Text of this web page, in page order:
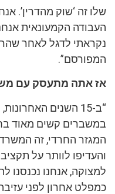
שלו זה ‘שוק מהדרין’.
העבודה הקמעונאית
נקראתי לדגל לאחר
המפורסם”.
אז אתה מתעסק עם
“ב-15 השנים
במשברים קשים מאוד
המגזר החרדי, זה
והעדיפו לוותר על
למצוקה, אנחנו נכנסנו
כמפלט אחרון לפני